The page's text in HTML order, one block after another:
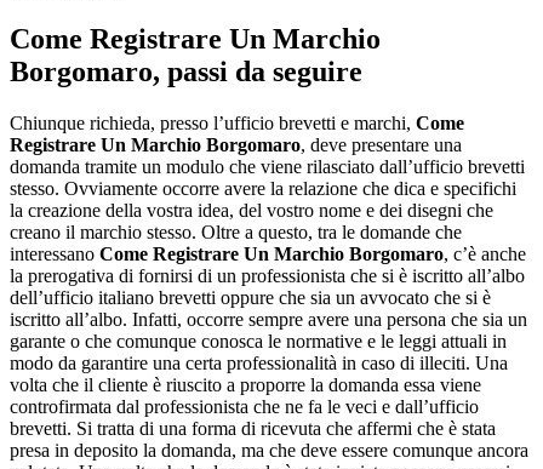
Come Registrare Un Marchio
Borgomaro, passi da seguire
Chiunque richieda, presso l’ufficio brevetti e marchi, Come
Registrare Un Marchio Borgomaro, deve presentare una
domanda tramite un modulo che viene rilasciato dall’ufficio brevetti
stesso. Ovviamente occorre avere la relazione che dica e specifichi
la creazione della vostra idea, del vostro nome e dei disegni che
creano il marchio stesso. Oltre a questo, tra le domande che
interessano Come Registrare Un Marchio Borgomaro, c’è anche
la prerogativa di fornirsi di un professionista che si è iscritto all’albo
dell’ufficio italiano brevetti oppure che sia un avvocato che si è
iscritto all’albo. Infatti, occorre sempre avere una persona che sia un
garante o che comunque conosca le normative e le leggi attuali in
modo da garantire una certa professionalità in caso di illeciti. Una
volta che il cliente è riuscito a proporre la domanda essa viene
controfirmata dal professionista che ne fa le veci e dall’ufficio
brevetti. Si tratta di una forma di ricevuta che affermi che è stata
presa in deposito la domanda, ma che deve essere comunque ancora